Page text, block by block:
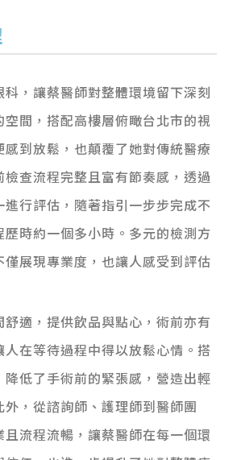
，讓蔡醫師對整體環境留下深刻
間，搭配高樓層俯瞰台北市的視
到放鬆，也顛覆了她對傳統醫療
檢查流程完整且富有節奏感，透過
行評估，隨著指引一步步完成不
歷時約一個多小時。多元的檢測方
僅展現專業度，也讓人感受到評估
適，提供飲品與點心，術前亦有
在等待過程中得以放鬆心情。搭
低了手術前的緊張感，營造出輕
外，從諮詢師、護理師到醫師團
流程流暢，讓蔡醫師在每一個環